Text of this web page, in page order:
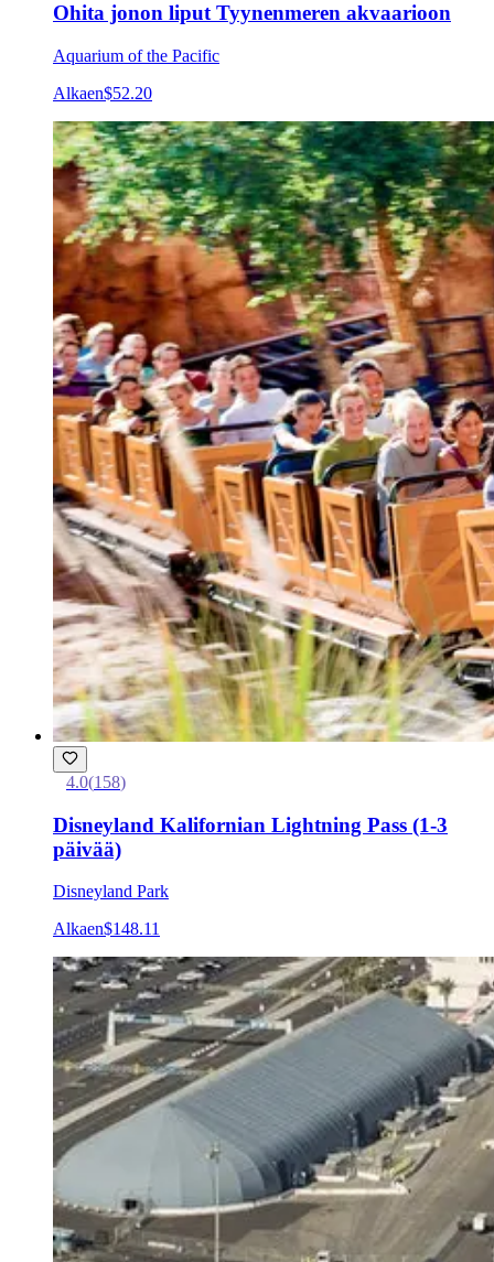
Ohita jonon liput Tyynenmeren akvaarioon
Aquarium of the Pacific
Alkaen$52.20
4.0(158)
Disneyland Kalifornian Lightning Pass (1-3
päivää)
Disneyland Park
Alkaen$148.11